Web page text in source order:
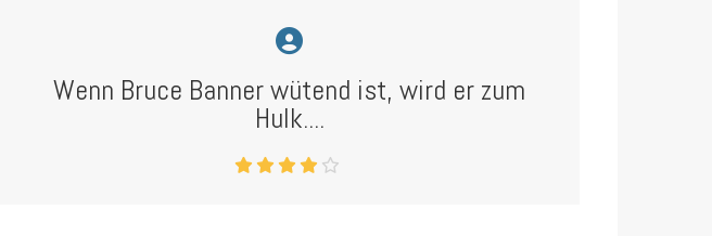
Wenn Bruce Banner wütend ist, wird er zum
Hulk....